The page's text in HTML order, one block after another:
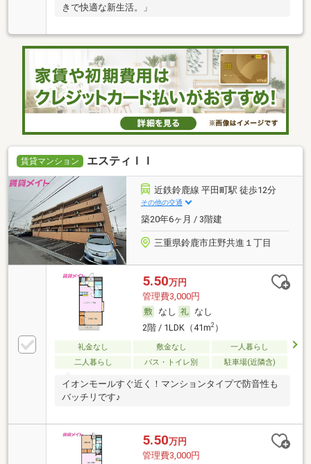
きで快適な新生活。」
賃貸マンション エスティＩＩ
近鉄鈴鹿線 平田町駅 徒歩12分
その他の交通
築20年6ヶ月 / 3階建
三重県鈴鹿市庄野共進１丁目
5.50万円
管理費3,000円
なし
なし
2階 / 1LDK（41m2）
礼金なし 敷金なし
一人暮らし
二人暮らし
バス・トイレ別 駐車場(近隣含)
イオンモールすぐ近く！マンションタイプで防音性も
バッチリです♪
5.50万円
管理費3,000円